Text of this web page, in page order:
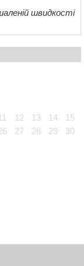
швидкості
12 13 14
15
27 28 29
30